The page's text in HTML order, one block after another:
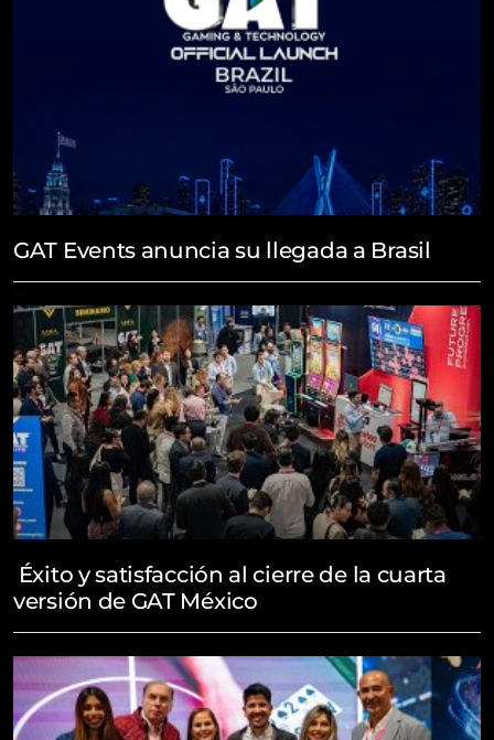
GAT Events anuncia su llegada a Brasil
Éxito y satisfacción al cierre de la cuarta
versión de GAT México